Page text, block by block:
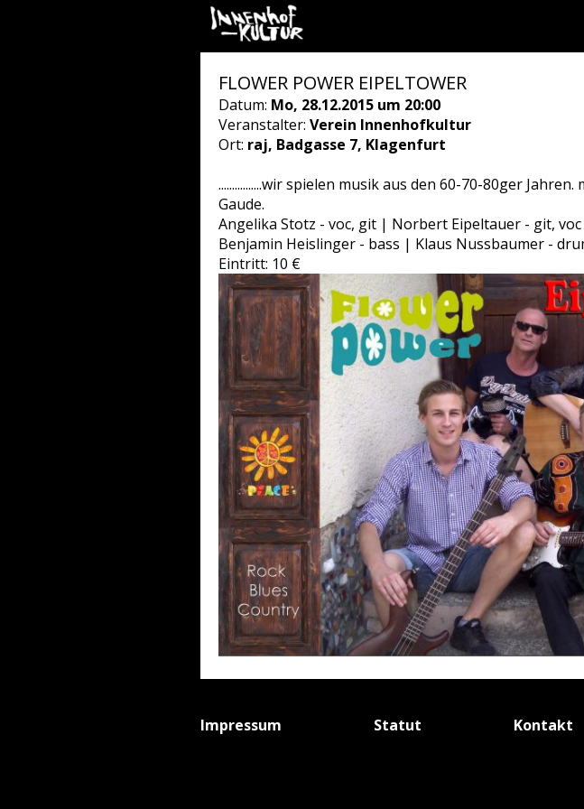
FLOWER POWER EIPELTOWER
Datum: Mo, 28.12.2015 um 20:00
Veranstalter: Verein Innenhofkultur
Ort: raj, Badgasse 7, Klagenfurt
................wir spielen musik aus den 60-70-80ger
Gaude.
Angelika Stotz - voc, git | Norbert Eipeltauer - git, voc
Benjamin Heislinger - bass | Klaus Nussbaumer -
Eintritt: 10 €
Impressum Statut Kontakt